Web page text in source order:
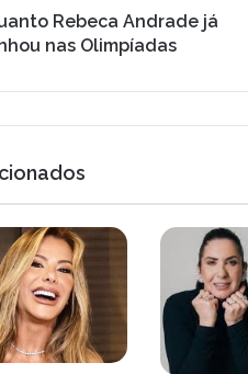
Rebeca Andrade já
nas Olimpíadas